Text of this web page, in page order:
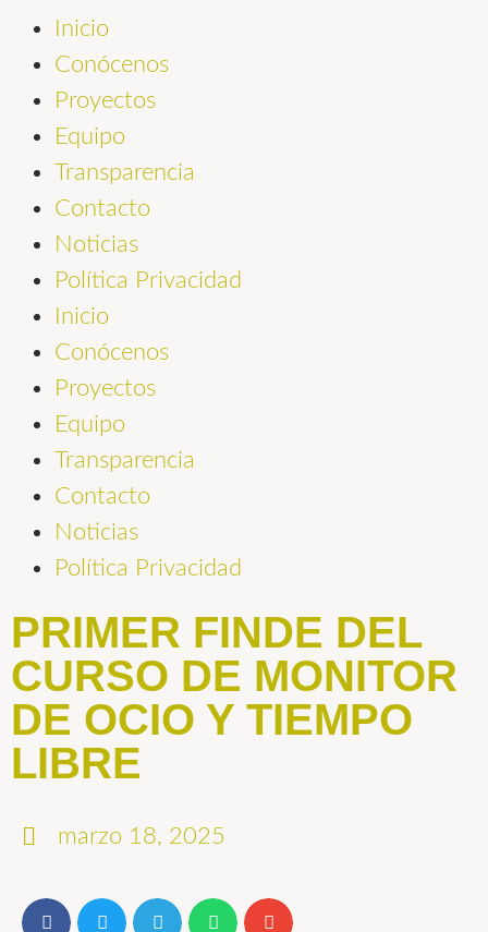
Inicio
Conócenos
Proyectos
Equipo
Transparencia
Contacto
Noticias
Política Privacidad
Inicio
Conócenos
Proyectos
Equipo
Transparencia
Contacto
Noticias
Política Privacidad
PRIMER FINDE DEL
CURSO DE MONITOR
DE OCIO Y TIEMPO
LIBRE
marzo 18, 2025